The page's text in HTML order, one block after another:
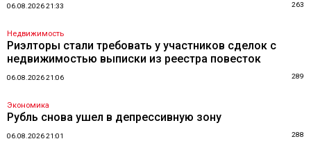
06.08.2026 21:33 263
Недвижимость
Риэлторы стали требовать у участников сделок с
недвижимостью выписки из реестра повесток
06.08.2026 21:06 289
Экономика
Рубль снова ушел в депрессивную зону
06.08.2026 21:01 288